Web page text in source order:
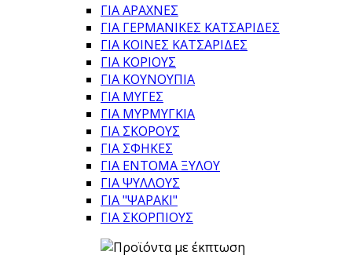
ΓΙΑ ΑΡΑΧΝΕΣ
ΓΙΑ ΓΕΡΜΑΝΙΚΕΣ ΚΑΤΣΑΡΙΔΕΣ
ΓΙΑ ΚΟΙΝΕΣ ΚΑΤΣΑΡΙΔΕΣ
ΓΙΑ ΚΟΡΙΟΥΣ
ΓΙΑ ΚΟΥΝΟΥΠΙΑ
ΓΙΑ ΜΥΓΕΣ
ΓΙΑ ΜΥΡΜΥΓΚΙΑ
ΓΙΑ ΣΚΟΡΟΥΣ
ΓΙΑ ΣΦΗΚΕΣ
ΓΙΑ ΕΝΤΟΜΑ ΞΥΛΟΥ
ΓΙΑ ΨΥΛΛΟΥΣ
ΓΙΑ "ΨΑΡΑΚΙ"
ΓΙΑ ΣΚΟΡΠΙΟΥΣ